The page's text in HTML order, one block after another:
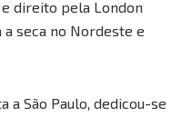
direito pela London
seca no Nordeste e
a São Paulo, dedicou-se